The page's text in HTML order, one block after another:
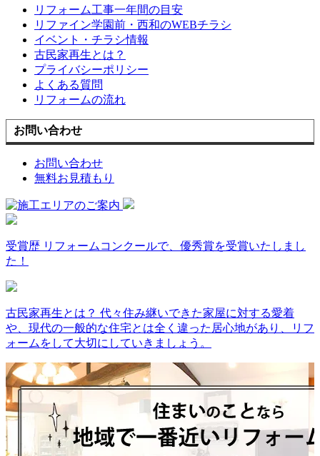
リフォーム工事一年間の目安
リファイン学園前・西和のWEBチラシ
イベント・チラシ情報
古民家再生とは？
プライバシーポリシー
よくある質問
リフォームの流れ
お問い合わせ
お問い合わせ
無料お見積もり
受賞歴 リフォームコンクールで、優秀賞を受賞いたしまし
た！
古民家再生とは？ 代々住み継いできた家屋に対する愛着
や、現代の一般的な住宅とは全く違った居心地があり、リフ
ォームをして大切にしていきましょう。